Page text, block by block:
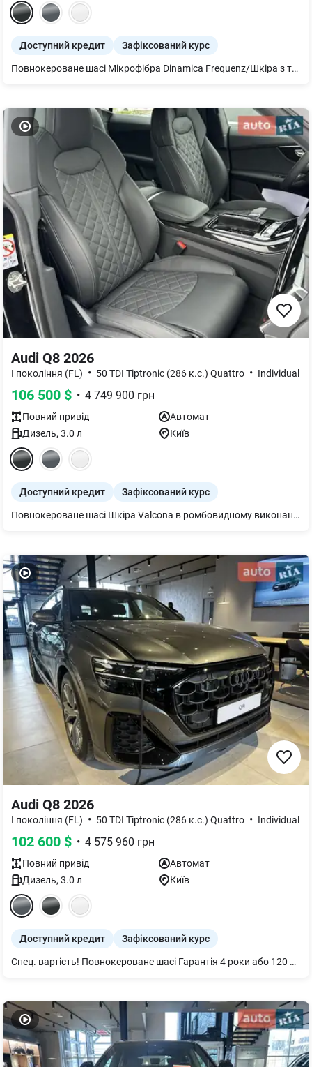
Доступний кредит Зафіксований курс
Повнокероване шасі Мікрофібра Dinamica Frequenz/Шкіра з тисненням S Гарантія 4 роки або 120 000 км Світлодіодні матричні фари Audi Matrix Підвіска пневматична Додатковий захисний піддон двигуна Рульова колонка з електроприводом Підігрів передніх сидінь Рейлінги на даху чорні Кермо 3-спицеве шкіряне з підігрівом Пакет оптичний чорний плюс Audi Pre sense front Дзеркала з пам’яттю і автом. затемненням Декор дуб сірий Клімат-контроль 4-зональний Bang & Olufsen 3D Premium Sound System Audi phone box Органи управління глянцево-чорні Audi smartphone interface Мікрофібра Dinamica Frequenz/Шкіра з тисненням S. Система попередж. про зміну смуги руху Пакет-асистент Паркування вкл. камери кругового огляду Комфортний ключ Екстер єр - пакет S line Audi phone box light Сидіння передні з пам’яттю водія і пасажира Фонова підсвітка plus Audi virtual cockpit plus Світлодіодне освітлення зони посадки спереду і ззаду Диски 5 W-подібних спиць 10Jx21 сірий графіт, поліровані, R21. Засклення акустичне бічних вікон посилена шумоізоляція Оплата в гривні по комерційному курсу. Спец. пропозиція з вигодною - 11605 евро!!!
Audi Q8 2026
I покоління (FL) • 50 TDI Tiptronic (286 к.с.) Quattro • Individual
106 500 $ • 4 749 900 грн
Повний привід
Автомат
Дизель, 3.0 л Київ
Доступний кредит Зафіксований курс
Повнокероване шасі Шкіра Valcona в ромбовидному виконанні та тисненням S Вентиляція передніх сидінь Гарантія 4 роки або 120 000 км Підвіска адаптивна пневматична Bang & Olufsen 3D Premium Sound System Кермо 3-спицеве шкіряне з підігрівом Рульова колонка з електроприводом Рейлінги на даху чорні Підігрів передніх сидінь Дзеркало внутрішнє з автом. затемненням безрамне Пакет оптичний чорний плюс Підлокітник централ. передній комфортний Audi Pre sense front Дзеркала з пам’яттю і автом. затемненням Декор дуб сірий Клімат-контроль 4-зональний Audi phone box lufsen 3D Premiumlight Органи управління глянцево-чорні Сервопривід зачинення дверей Audi smartphone interface Мікрофібра Dinamica Frequenz/Шкіра з тисненням S Система попередж. про зміну смуги руху Пакет-асистент Паркування вкл. камери кругового огляду Комфортний ключ Екстер єр - пакет S line Сидіння передні з пам’яттю Audi virtual cockpit plus Фонова підсвітка plus Фари Matrix Диски 5 W-подібних спиць сірий графіт, 285/45 R21 Засклення акустичне бічних вікон посилена шумоізоляція Оплата в гривні по комерційному курсу. Спец. пропозиція з вигодною 11605евро
Audi Q8 2026
I покоління (FL) • 50 TDI Tiptronic (286 к.с.) Quattro • Individual
102 600 $ • 4 575 960 грн
Повний привід
Автомат
Дизель, 3.0 л Київ
Доступний кредит Зафіксований курс
Спец. вартість! Повнокероване шасі Гарантія 4 роки або 120 000 км Підвіска адаптивна Bang & Olufsen 3D Premium Sound System Кермо 3-спицеве шкіряне з підігрівом Рульова колонка з електроприводом Рейлінги на даху чорні Підігрів передніх сидінь Дзеркало внутрішнє з автом. затемненням безрамне Пакет оптичний чорний плюс Підлокітник централ. передній комфортний Audi Pre sense front Дзеркала з пам’яттю і автом. затемненням Декор дуб сірий Клімат-контроль 4-зональний Audi phone box lufsen 3D Premiumlight Органи управління глянцево-чорні Сервопривід зачинення дверей Audi smartphone interface Мікрофібра Dinamica Frequenz/Шкіра з тисненням S Система попередж. про зміну смуги руху Пакет-асистент Паркування вкл. камери кругового огляду Комфортний ключ Екстер єр - пакет S line Сидіння передні з пам’яттю Audi virtual cockpit plus Фонова підсвітка plus Світлодіодні матричні фари Matrix Диски 5 W-подібних спиць сірий графіт, 285/45 R21 Засклення акустичне бічних вікон посилена шумоізоляція Оплата в гривні по комерційному курсу. Спец. пропозиція з вигодною 11605евро